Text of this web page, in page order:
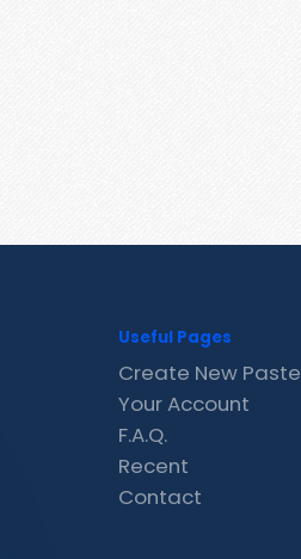
Useful Pages
Create New Paste
Your Account
F.A.Q.
Recent
Contact